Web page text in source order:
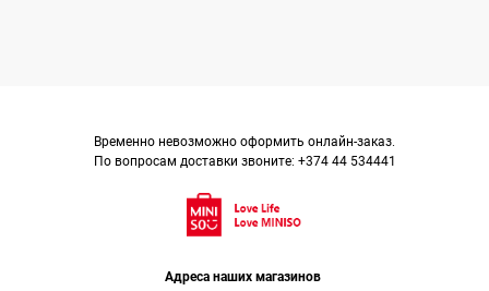
Временно невозможно оформить онлайн-заказ.
По вопросам доставки звоните: +374 44 534441
Адреса наших магазинов